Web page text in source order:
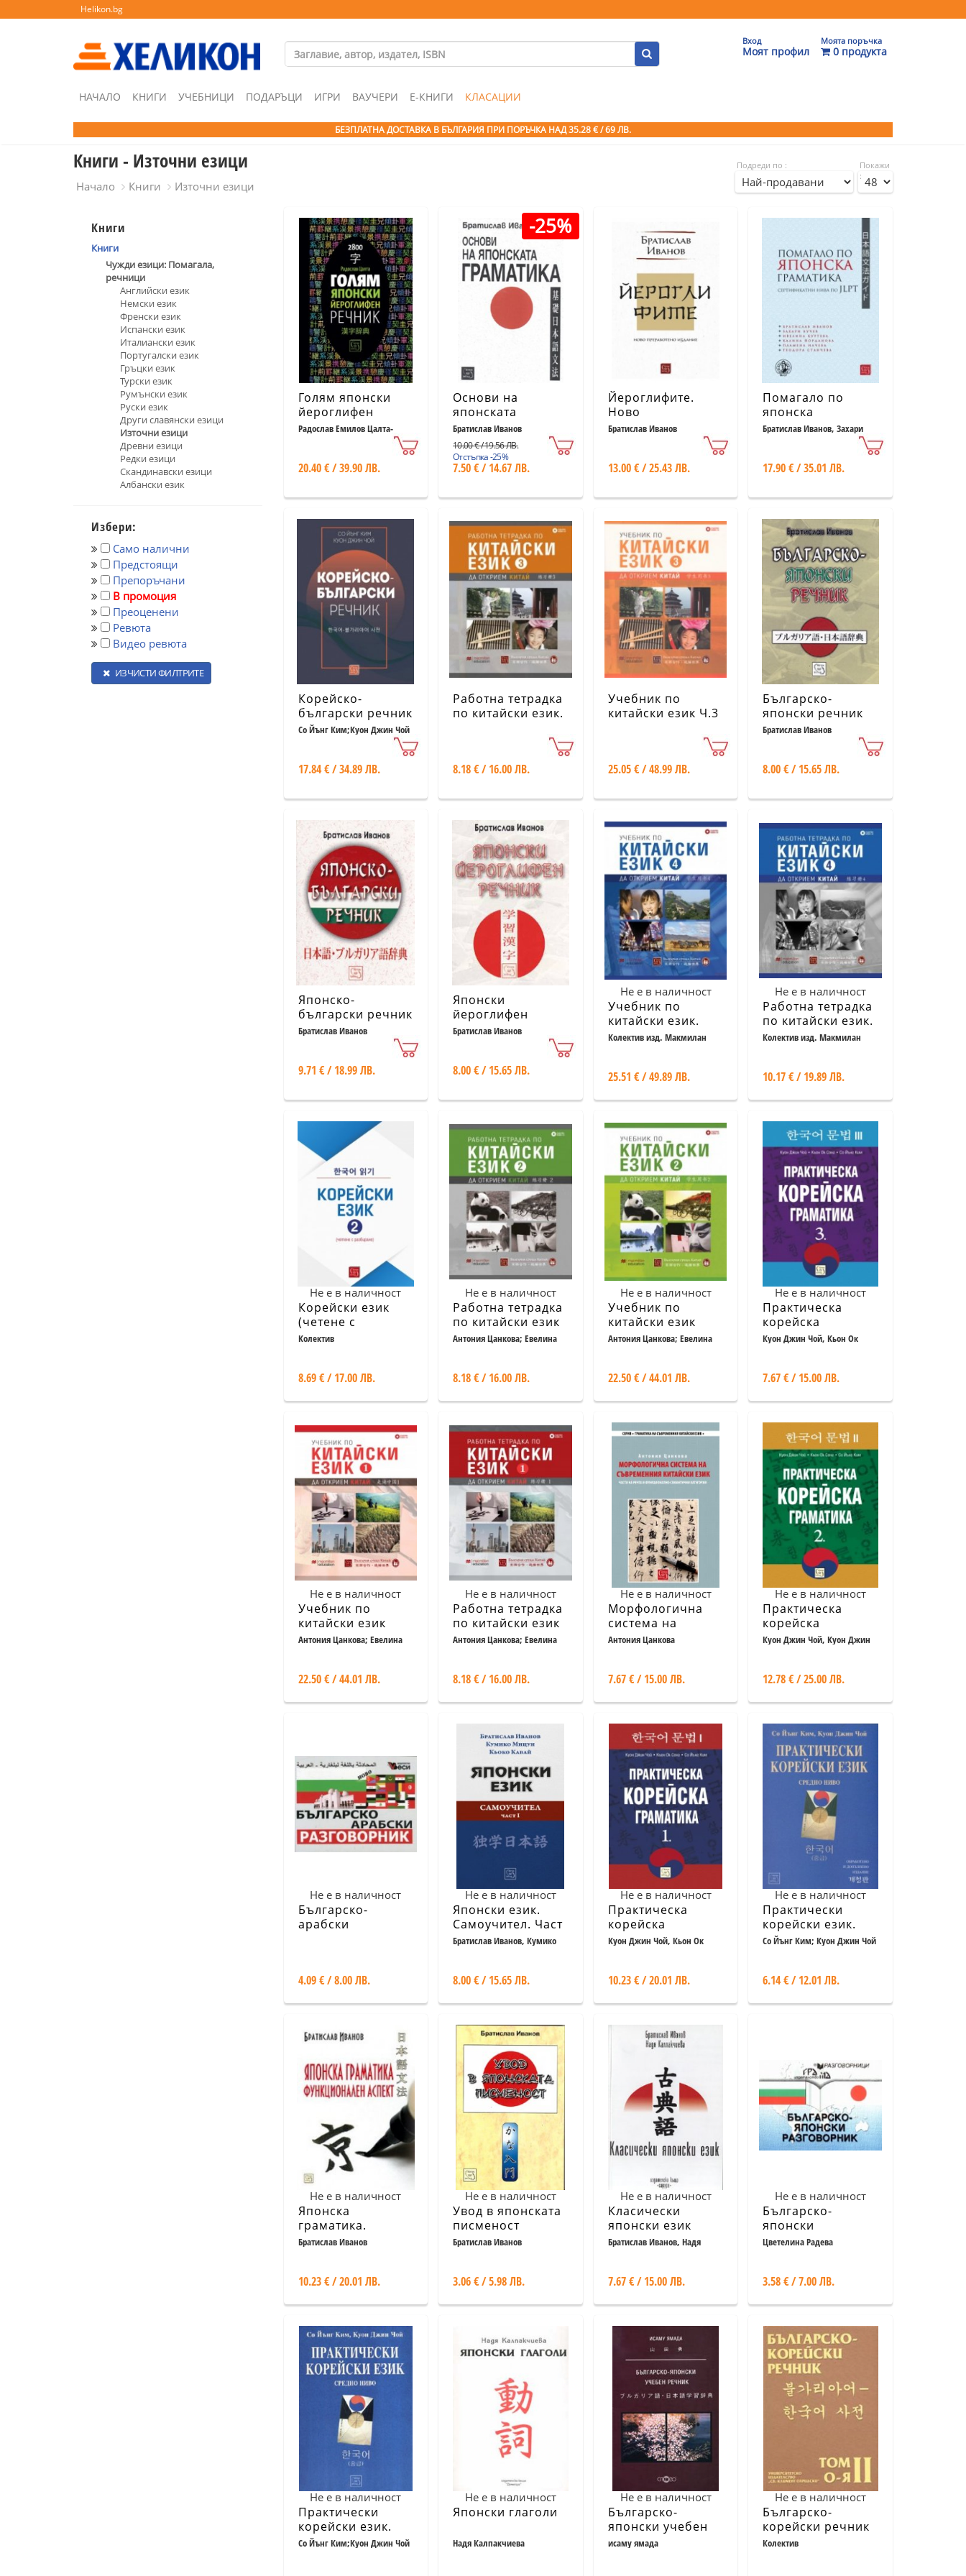
Helikon.bg
Вход
Моят профил
Моята поръчка
0 продукта
НАЧАЛО КНИГИ УЧЕБНИЦИ ПОДАРЪЦИ ИГРИ ВАУЧЕРИ Е-КНИГИ КЛАСАЦИИ
БЕЗПЛАТНА ДОСТАВКА В БЪЛГАРИЯ ПРИ ПОРЪЧКА НАД 35.28 € / 69 ЛВ.
Книги - Източни езици
Начало Книги Източни езици
Подреди по :
Покажи
:
Книги
Книги
Чужди езици: Помагала,
речници
Английски език
Немски език
Френски език
Испански език
Италиански език
Португалски език
Гръцки език
Турски език
Румънски език
Руски език
Други славянски езици
Източни езици
Древни езици
Редки езици
Скандинавски езици
Албански език
Избери:
Само налични
Предстоящи
Препоръчани
В промоция
Преоценени
Ревюта
Видео ревюта
ИЗЧИСТИ ФИЛТРИТЕ
Голям японски
йероглифен
речник
Радослав Емилов Цалта-
20.40 € / 39.90 ЛВ.
-25%
Основи на
японската
граматика
Братислав Иванов
10.00 € / 19.56 ЛВ.
Отстъпка -25%
7.50 € / 14.67 ЛВ.
Йероглифите.
Ново
преработено
Братислав Иванов
13.00 € / 25.43 ЛВ.
Помагало по
японска
граматика:
Братислав Иванов, Захари
Вучев, Ивелина Куртева и
17.90 € / 35.01 ЛВ.
Корейско-
български речник
Со Йънг Ким;Куон Джин Чой
17.84 € / 34.89 ЛВ.
Работна тетрадка
по китайски език.
8.18 € / 16.00 ЛВ.
Учебник по
китайски език Ч.3
25.05 € / 48.99 ЛВ.
Българско-
японски речник
Братислав Иванов
8.00 € / 15.65 ЛВ.
Японско-
български речник
Братислав Иванов
9.71 € / 18.99 ЛВ.
Японски
йероглифен
речник
Братислав Иванов
8.00 € / 15.65 ЛВ.
Не е в наличност
Учебник по
китайски език.
Четвърта част
Колектив изд. Макмилан
25.51 € / 49.89 ЛВ.
Не е в наличност
Работна тетрадка
по китайски език.
Четвърта част +
Колектив изд. Макмилан
10.17 € / 19.89 ЛВ.
Не е в наличност
Корейски език
(четене с
разбиране) Част 2
Колектив
8.69 € / 17.00 ЛВ.
Не е в наличност
Работна тетрадка
по китайски език
Част 2 + CD
Антония Цанкова; Евелина
8.18 € / 16.00 ЛВ.
Не е в наличност
Учебник по
китайски език
Част 2 + 2 CD
Антония Цанкова; Евелина
22.50 € / 44.01 ЛВ.
Не е в наличност
Практическа
корейска
граматика Ч.3
Куон Джин Чой, Кьон Ок
7.67 € / 15.00 ЛВ.
Не е в наличност
Учебник по
китайски език
Част 1 + 3 CD
Антония Цанкова; Евелина
22.50 € / 44.01 ЛВ.
Не е в наличност
Работна тетрадка
по китайски език
Част 1 + 2 CD
Антония Цанкова; Евелина
8.18 € / 16.00 ЛВ.
Не е в наличност
Морфологична
система на
съвременния
Антония Цанкова
7.67 € / 15.00 ЛВ.
Не е в наличност
Практическа
корейска
граматика Ч.2
Куон Джин Чой, Куон Джин
12.78 € / 25.00 ЛВ.
Не е в наличност
Българско-
арабски
4.09 € / 8.00 ЛВ.
Не е в наличност
Японски език.
Самоучител. Част
I
Братислав Иванов, Кумико
8.00 € / 15.65 ЛВ.
Не е в наличност
Практическа
корейска
граматика Ч.1
Куон Джин Чой, Кьон Ок
10.23 € / 20.01 ЛВ.
Не е в наличност
Практически
корейски език.
Средно ниво
Со Йънг Ким; Куон Джин Чой
6.14 € / 12.01 ЛВ.
Не е в наличност
Японска
граматика.
Функционален
Братислав Иванов
10.23 € / 20.01 ЛВ.
Не е в наличност
Увод в японската
писменост
Братислав Иванов
3.06 € / 5.98 ЛВ.
Не е в наличност
Класически
японски език
Братислав Иванов, Надя
7.67 € / 15.00 ЛВ.
Не е в наличност
Българско-
японски
разговорник
Цветелина Радева
3.58 € / 7.00 ЛВ.
Не е в наличност
Практически
корейски език.
Средно ниво
Со Йънг Ким;Куон Джин Чой
Не е в наличност
Японски глаголи
Надя Калпакчиева
Не е в наличност
Българско-
японски учебен
речник
исаму ямада
Не е в наличност
Българско-
корейски речник
Т.2 - О-Я
Колектив